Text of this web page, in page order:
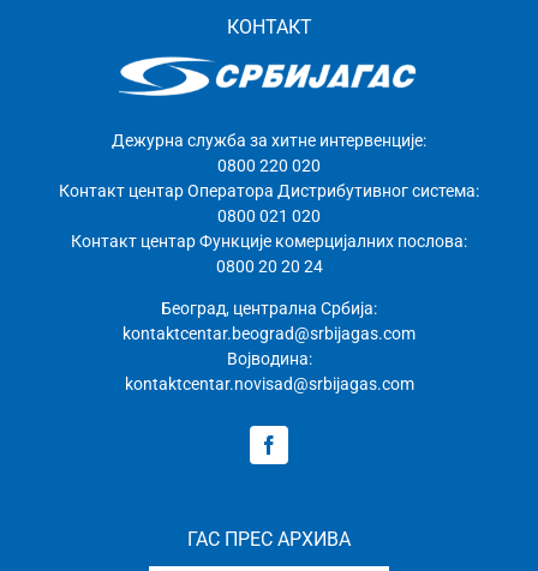
КОНТАКТ
Дежурна служба за хитне интервенције:
0800 220 020
Контакт центар Оператора Дистрибутивног система:
0800 021 020
Контакт центар Функције комерцијалних послова:
0800 20 20 24
Београд, централна Србија:
kontaktcentar.beograd@srbijagas.com
Војводина:
kontaktcentar.novisad@srbijagas.com
ГАС ПРЕС АРХИВА